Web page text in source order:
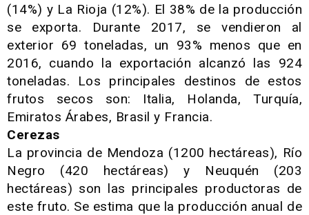
(14%) y La Rioja (12%). El 38% de la producción
se exporta. Durante 2017, se vendieron al
exterior 69 toneladas, un 93% menos que en
2016, cuando la exportación alcanzó las 924
toneladas. Los principales destinos de estos
frutos secos son: Italia, Holanda, Turquía,
Emiratos Árabes, Brasil y Francia.
Cerezas
La provincia de Mendoza (1200 hectáreas), Río
Negro (420 hectáreas) y Neuquén (203
hectáreas) son las principales productoras de
este fruto. Se estima que la producción anual de